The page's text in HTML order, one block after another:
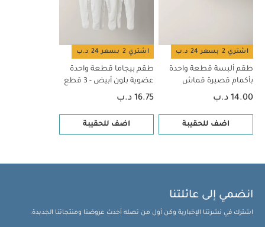
اشتري 2 بسعر 24 د.ب
طقم ألبسة قطعة واحدة
بأكمام قصيرة قماش
عضوي بلون أبيض - 5 قطع
14.00 د.ب
اضف للحقيبة
اشتري 2 بسعر 24 د.ب
طقم بيجاما قطعة واحدة
عضوية بلون أبيض - 3 قطع
16.75 د.ب
اضف للحقيبة
انضمي إلى عائلتنا
اشترك في نشرتنا الإخبارية وكن أول من تصله أحدث عروضنا ومنتجاتنا الجديدة.